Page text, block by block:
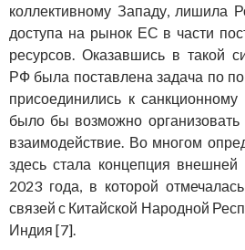
коллективному Западу, лишила
доступа на рынок ЕС в части
ресурсов. Оказавшись в такой
РФ была поставлена задача по
присоединились к
было бы возможно организовать
взаимодействие. Во многом
здесь стала концепция
2023 года, в которой
связей с Китайской Народной
Индия [7].